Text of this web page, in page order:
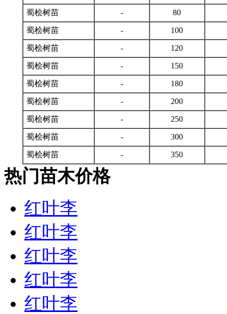
蜀桧树苗 - 80
蜀桧树苗 - 100
蜀桧树苗 - 120
蜀桧树苗 - 150
蜀桧树苗 - 180
蜀桧树苗 - 200
蜀桧树苗 - 250
蜀桧树苗 - 300
蜀桧树苗 - 350
热门苗木价格
红叶李
红叶李
红叶李
红叶李
红叶李